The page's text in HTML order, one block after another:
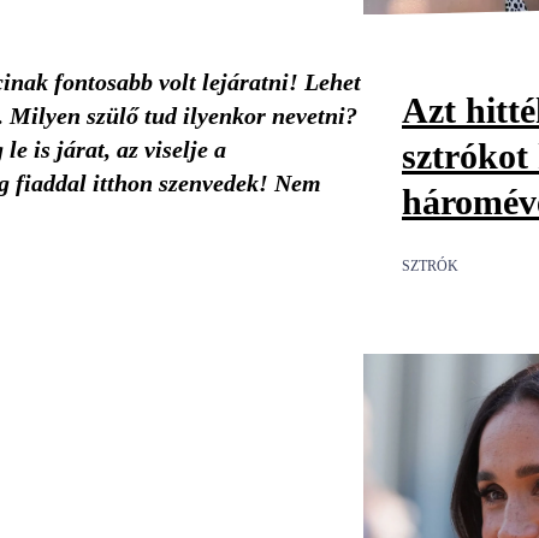
fontosabb volt lejáratni! Lehet
Milyen szülő tud ilyenkor nevetni?
le is járat, az viselje a
fiaddal itthon szenvedek! Nem
Azt
sztrókot
SZTRÓK